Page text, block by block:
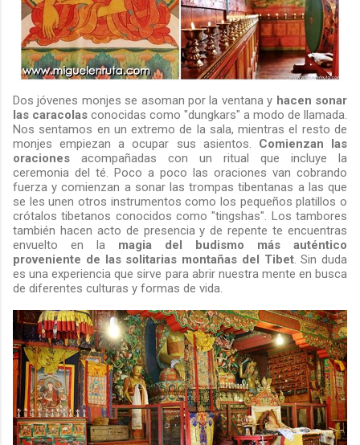
Dos jóvenes monjes se asoman por la ventana y hacen sonar
las caracolas conocidas como "dungkars" a modo de llamada.
Nos sentamos en un extremo de la sala, mientras el resto de
monjes empiezan a ocupar sus asientos. Comienzan las
oraciones acompañadas con un ritual que incluye la
ceremonia del té. Poco a poco las oraciones van cobrando
fuerza y comienzan a sonar las trompas tibentanas a las que
se les unen otros instrumentos como los pequeños platillos o
crótalos tibetanos conocidos como "tingshas". Los tambores
también hacen acto de presencia y de repente te encuentras
envuelto en la magia del budismo más auténtico
proveniente de las solitarias montañas del Tibet. Sin duda
es una experiencia que sirve para abrir nuestra mente en busca
de diferentes culturas y formas de vida.